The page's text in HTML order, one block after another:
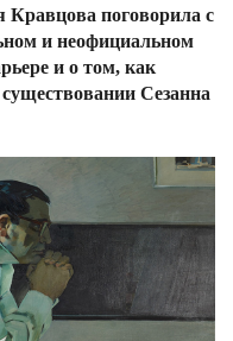
поговорила с
и неофициальном
и о том, как
Сезанна